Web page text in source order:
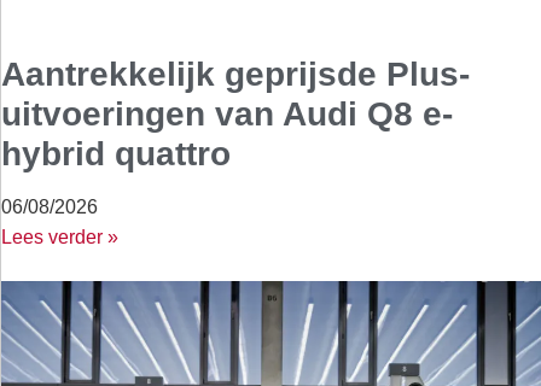
Aantrekkelijk geprijsde Plus-
uitvoeringen van Audi Q8 e-
hybrid quattro
06/08/2026
Lees verder »